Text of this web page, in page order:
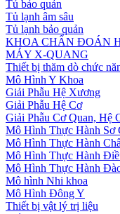
Tủ bảo quản
Tủ lạnh âm sâu
Tủ lạnh bảo quản
KHOA CHẨN ĐOÁN
MÁY X-QUANG
Thiết bị thăm dò chức
Mô Hình Y Khoa
Giải Phẫu Hệ Xương
Giải Phẫu Hệ Cơ
Giải Phẫu Cơ Quan, Hệ
Mô Hình Thực Hành Sơ
Mô Hình Thực Hành
Mô Hình Thực Hành
Mô Hình Thực Hành
Mô hình Nhi khoa
Mô Hình Đông Y
Thiết bị vật lý trị liệu